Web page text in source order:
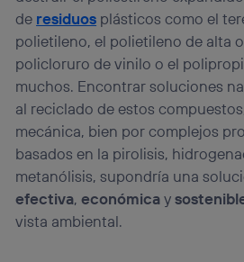
de residuos plásticos como el
polietileno, el polietileno de alta
policloruro de vinilo o el
muchos. Encontrar soluciones
al reciclado de estos
mecánica, bien por complejos
basados en la pirolisis,
metanólisis, supondría una
efectiva,económicay
vista ambiental.